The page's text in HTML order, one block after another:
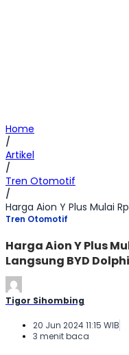
Home
/
Artikel
/
Tren Otomotif
/
Tren Otomotif
Harga Aion Y Plus
Langsung BYD
Tigor Sihombing
20 Jun 2024 11:15 WIB
3 menit baca